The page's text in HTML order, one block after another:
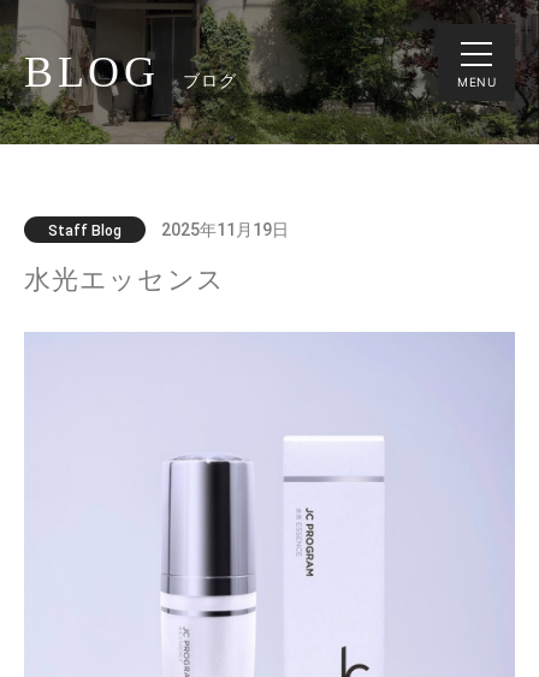
MENU
BLOG ブログ
Staff Blog 2025年11月19日
水光エッセンス